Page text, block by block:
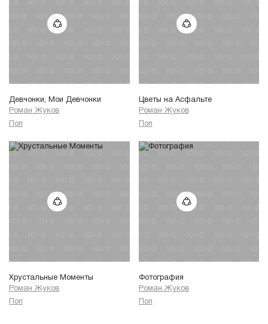
Девчонки, Мои Девчонки
Роман Жуков
Поп
Цветы на Асфальте
Роман Жуков
Поп
Хрустальные Моменты
Роман Жуков
Поп
Фотография
Роман Жуков
Поп